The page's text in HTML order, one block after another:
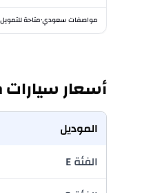
مواصفات سعودي•متاحة للتمويل
أسعار
الموديل
الفئة E